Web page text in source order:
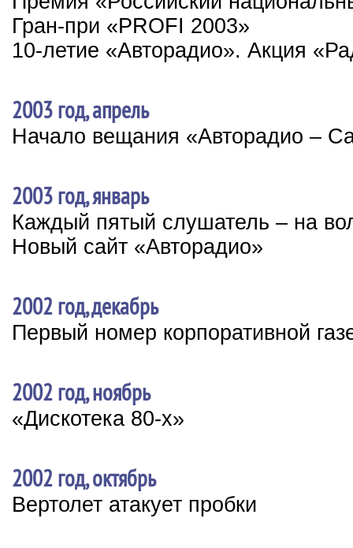
Гран-при «PROFI 2003»
10-летие «Авторадио». Акция
2003 год, апрель
Начало вещания «Авторадио –
2003 год, январь
Каждый пятый слушатель – на
Новый сайт «Авторадио»
2002 год, декабрь
Первый номер корпоративной
2002 год, ноябрь
«Дискотека 80-х»
2002 год, октябрь
Вертолет атакует пробки